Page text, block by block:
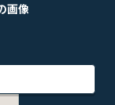
画像